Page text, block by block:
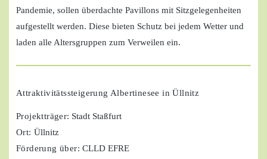
Pandemie, sollen überdachte Pavillons mit Sitzgelegenheiten
aufgestellt werden. Diese bieten Schutz bei jedem Wetter und
laden alle Altersgruppen zum Verweilen ein.
Attraktivitätssteigerung Albertinesee in Üllnitz
Projektträger: Stadt Staßfurt
Ort: Üllnitz
Förderung über: CLLD EFRE